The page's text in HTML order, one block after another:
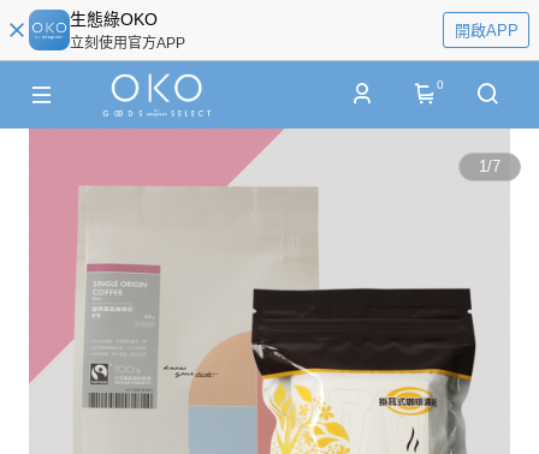
生態綠OKO
立刻使用官方APP
開啟APP
0
1/7